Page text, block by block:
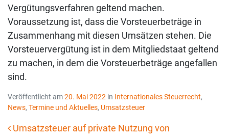
Vergütungsverfahren geltend machen.
Voraussetzung ist, dass die Vorsteuerbeträge in
Zusammenhang mit diesen Umsätzen stehen. Die
Vorsteuervergütung ist in dem Mitgliedstaat geltend
zu machen, in dem die Vorsteuerbeträge angefallen
sind.
Veröffentlicht am20. Mai 2022 in Internationales Steuerrecht,
News, Termine und Aktuelles, Umsatzsteuer
Umsatzsteuer auf private Nutzung von